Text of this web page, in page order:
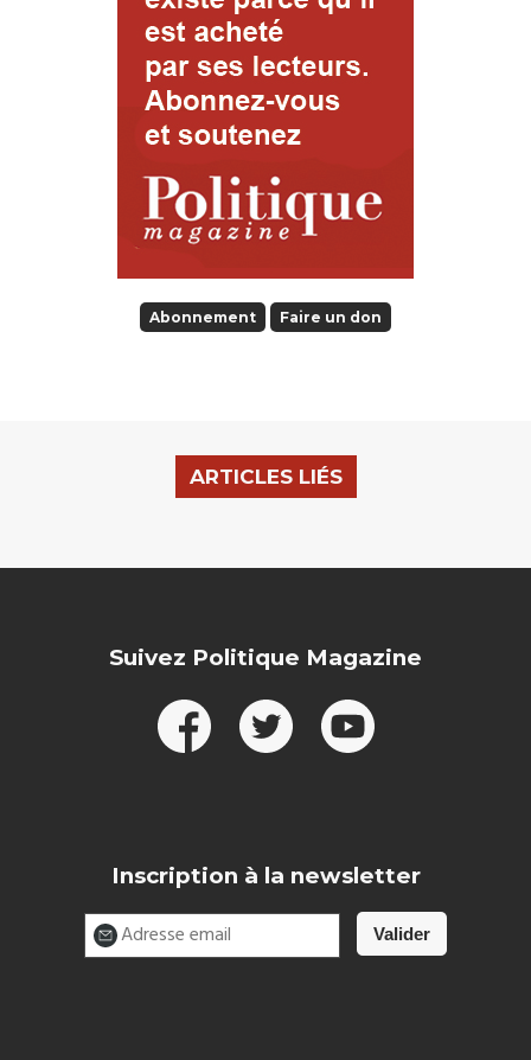
Abonnement Faire un don
ARTICLES LIÉS
Suivez Politique Magazine
Inscription à la newsletter